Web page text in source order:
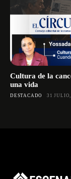
Cultura de la
una vida
DESTACADO 31 JULIO,